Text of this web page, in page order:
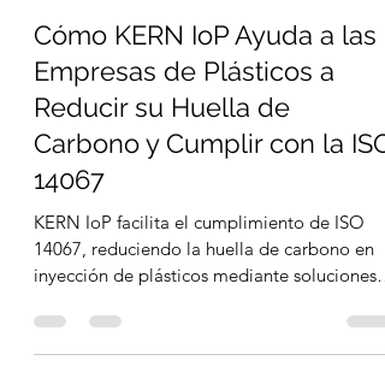
8 nov 2024
2 min de lectura
Cómo KERN IoP Ayuda a las
Empresas de Plásticos a
Reducir su Huella de
Carbono y Cumplir con la ISO
14067
KERN IoP facilita el cumplimiento de ISO
inyección de plásticos mediante soluciones
Industria 4.0